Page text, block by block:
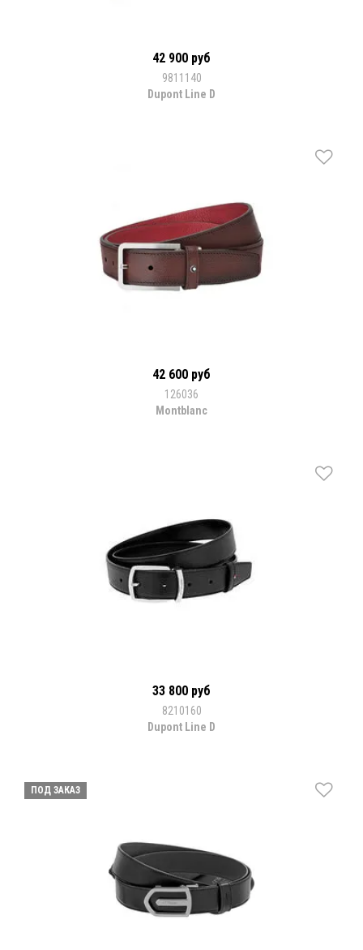
42 900 руб
9811140
Dupont Line D
42 600 руб
126036
Montblanc
33 800 руб
8210160
Dupont Line D
ПОД ЗАКАЗ